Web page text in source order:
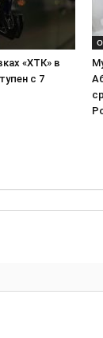
«ХТК» в
с 7